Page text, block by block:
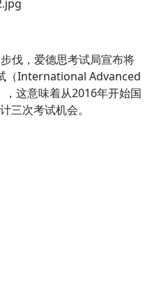
伐，爱德思考试局宣布将
（International Advanced
这意味着从2016年开始国
三次考试机会。